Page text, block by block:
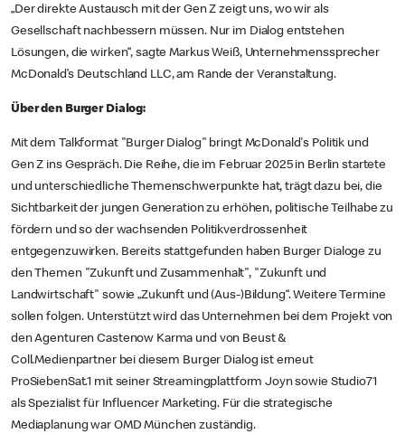
„Der direkte Austausch mit der Gen Z zeigt uns, wo wir als
Gesellschaft nachbessern müssen. Nur im Dialog entstehen
Lösungen, die wirken“, sagte Markus Weiß, Unternehmenssprecher
McDonald’s Deutschland LLC, am Rande der Veranstaltung.
Über den Burger Dialog:
Mit dem Talkformat "Burger Dialog" bringt McDonald's Politik und
Gen Z ins Gespräch. Die Reihe, die im Februar 2025 in Berlin startete
und unterschiedliche Themenschwerpunkte hat, trägt dazu bei, die
Sichtbarkeit der jungen Generation zu erhöhen, politische Teilhabe zu
fördern und so der wachsenden Politikverdrossenheit
entgegenzuwirken. Bereits stattgefunden haben Burger Dialoge zu
den Themen "Zukunft und Zusammenhalt", "Zukunft und
Landwirtschaft" sowie „Zukunft und (Aus-)Bildung“. Weitere Termine
sollen folgen. Unterstützt wird das Unternehmen bei dem Projekt von
den Agenturen Castenow Karma und von Beust &
Coll.Medienpartner bei diesem Burger Dialog ist erneut
ProSiebenSat.1 mit seiner Streamingplattform Joyn sowie Studio71
als Spezialist für Influencer Marketing. Für die strategische
Mediaplanung war OMD München zuständig.